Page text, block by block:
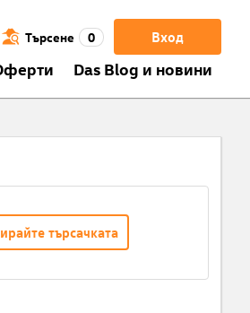
Вход
Търсене 0
Das Blog и новини
търсачката